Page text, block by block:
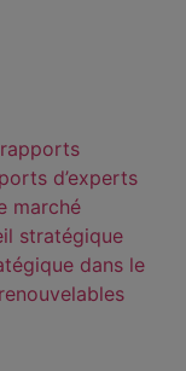
d’experts
marché
stratégique
dans le